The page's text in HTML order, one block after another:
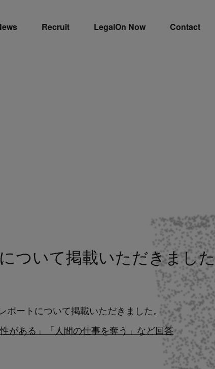
Recruit LegalOn Now Contact
ついて掲載いただきました
ポートについて掲載いただきました。
がある」「人間の仕事を奪う」など回答